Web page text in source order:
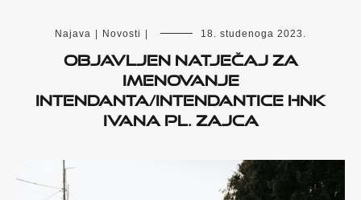
Najava Novosti 18. studenoga 2023.
Objavljen natječaj za
imenovanje
intendanta/intendantice HNK
Ivana pl. Zajca